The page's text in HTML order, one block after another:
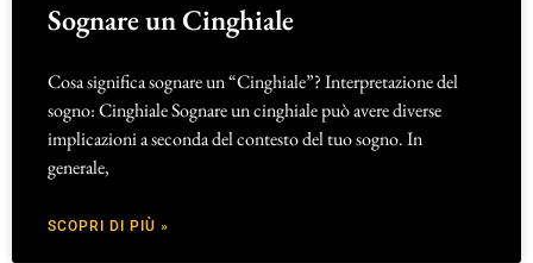
Sognare un Cinghiale
Cosa significa sognare un “Cinghiale”? Interpretazione del
sogno: Cinghiale Sognare un cinghiale può avere diverse
implicazioni a seconda del contesto del tuo sogno. In
generale,
SCOPRI DI PIÙ »